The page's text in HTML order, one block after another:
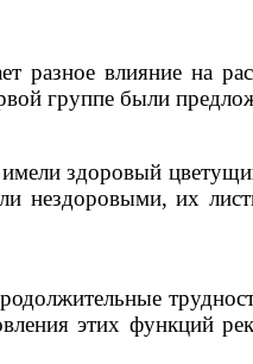
разное влияние на
группе были
здоровый
нездоровыми, их
этих функций